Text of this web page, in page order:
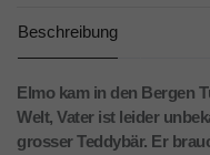
Beschreibung
Elmo kam in den Bergen
Welt, Vater ist leider
grosser Teddybär. Er